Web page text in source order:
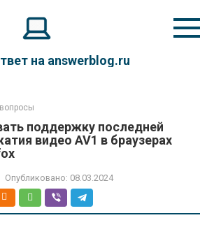
на answerblog.ru
поддержку последней
видео AV1 в браузерах
Опубликовано: 08.03.2024